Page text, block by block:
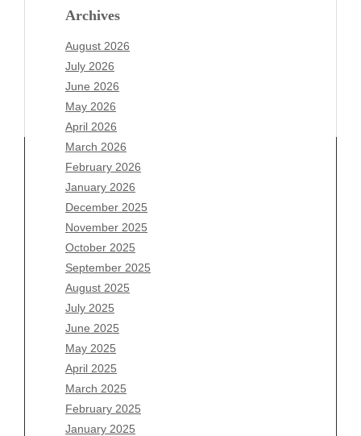
Archives
August 2026
July 2026
June 2026
May 2026
April 2026
March 2026
February 2026
January 2026
December 2025
November 2025
October 2025
September 2025
August 2025
July 2025
June 2025
May 2025
April 2025
March 2025
February 2025
January 2025
Archives
August 2026
July 2026
June 2026
May 2026
April 2026
March 2026
February 2026
January 2026
December 2025
November 2025